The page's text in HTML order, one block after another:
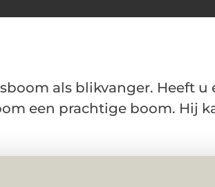
als blikvanger. Heeft u
een prachtige boom. Hij